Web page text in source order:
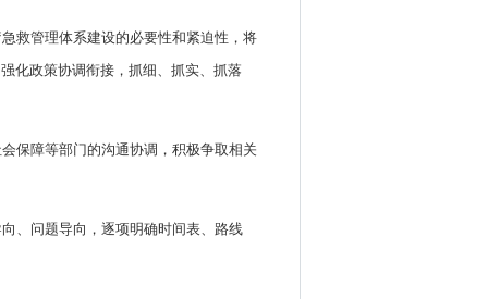
救管理体系建设的必要性和紧迫性，将
化政策协调衔接，抓细、抓实、抓落
保障等部门的沟通协调，积极争取相关
、问题导向，逐项明确时间表、路线